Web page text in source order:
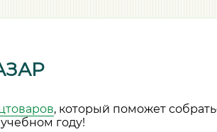
, который поможет
году!